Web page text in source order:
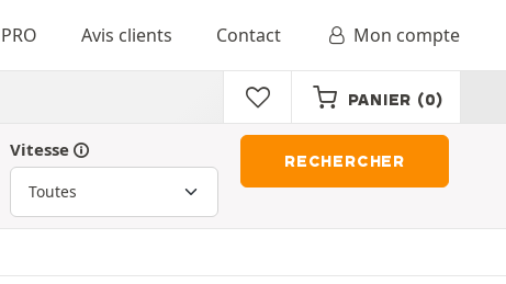
PRO Avis clients Contact Mon compte
PANIER (0)
Vitesse
RECHERCHER